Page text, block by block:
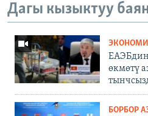
Дагы кызыктуу
өкмөтү
БОРБОР